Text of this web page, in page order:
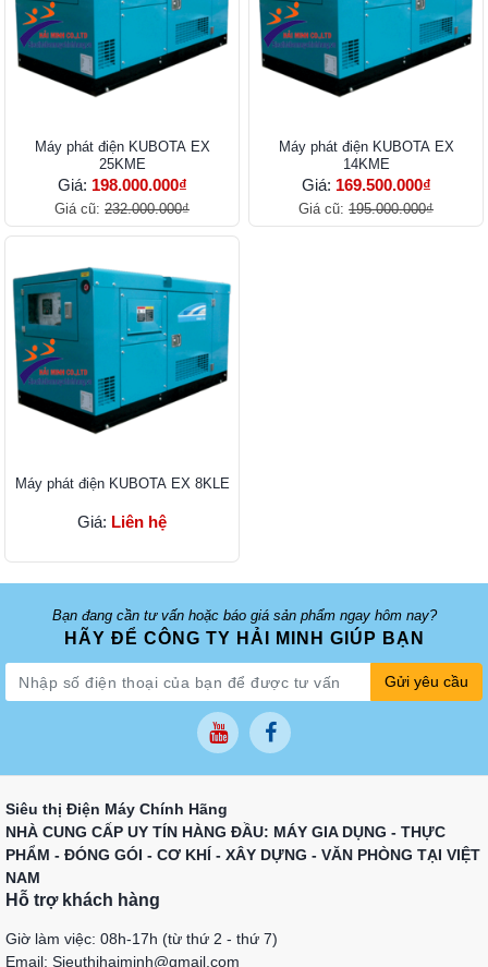
Máy phát điện KUBOTA EX
25KME
Giá: 198.000.000₫
Giá cũ: 232.000.000₫
Máy phát điện KUBOTA EX
14KME
Giá: 169.500.000₫
Giá cũ: 195.000.000₫
Máy phát điện KUBOTA EX 8KLE
Giá: Liên hệ
Bạn đang cần tư vấn hoặc báo giá sản phẩm ngay hôm nay?
HÃY ĐỂ CÔNG TY HẢI MINH GIÚP BẠN
Gửi yêu cầu
Siêu thị Điện Máy Chính Hãng
NHÀ CUNG CẤP UY TÍN HÀNG ĐẦU: MÁY GIA DỤNG - THỰC
PHẨM - ĐÓNG GÓI - CƠ KHÍ - XÂY DỰNG - VĂN PHÒNG TẠI VIỆT
NAM
Hỗ trợ khách hàng
Giờ làm việc: 08h-17h (từ thứ 2 - thứ 7)
Email: Sieuthihaiminh@gmail.com